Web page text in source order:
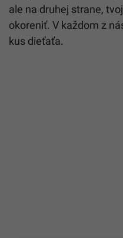
ale na druhej strane,
okoreniť. V každom z
kus dieťaťa.